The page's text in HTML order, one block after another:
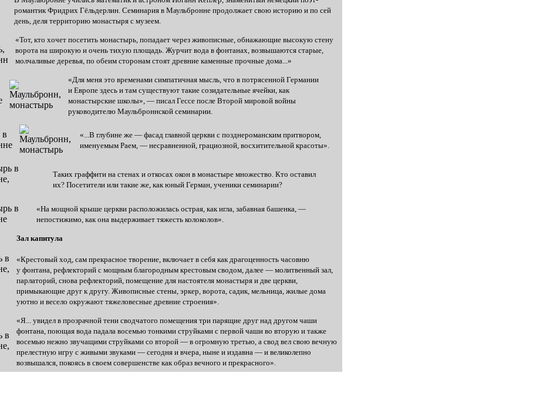
романтик Фридрих Гёльдерлин. Семинария в Маульбронне продолжает свою историю и по сей
день, деля территорию монастыря с музеем.
«Тот, кто хочет посетить монастырь, попадает через живописные, обнажающие высокую стену
ворота на широкую и очень тихую площадь. Журчит вода в фонтанах, возвышаются старые,
молчаливые деревья, по обеим сторонам стоят древние каменные прочные дома...»
«Для меня это временами симпатичная мысль, что в потрясенной Германии
и Европе здесь и там существуют такие созидательные ячейки, как
монастырские школы», — писал Гессе после Второй мировой войны
руководителю Маульброннской семинарии.
«...В глубине же — фасад главной церкви с позднероманским притвором,
именуемым Раем, — несравненной, грациозной, восхитительной красоты».
Таких граффити на стенах и откосах окон в монастыре множество. Кто оставил
их? Посетители или такие же, как юный Герман, ученики семинарии?
«На мощной крыше церкви расположилась острая, как игла, забавная башенка, —
непостижимо, как она выдерживает тяжесть колоколов».
Зал капитула
«Крестовый ход, сам прекрасное творение, включает в себя как драгоценность часовню
у фонтана, рефлекторий с мощным благородным крестовым сводом, далее — молитвенный зал,
парлаторий, снова рефлекторий, помещение для настоятеля монастыря и две церкви,
примыкающие друг к другу. Живописные стены, эркер, ворота, садик, мельница, жилые дома
уютно и весело окружают тяжеловесные древние строения».
«Я... увидел в прозрачной тени сводчатого помещения три парящие друг над другом чаши
фонтана, поющая вода падала восемью тонкими струйками с первой чаши во вторую и также
восемью нежно звучащими струйками со второй — в огромную третью, а свод вел свою вечную
прелестную игру с живыми звуками — сегодня и вчера, ныне и издавна — и великолепно
возвышался, покоясь в своем совершенстве как образ вечного и прекрасного».